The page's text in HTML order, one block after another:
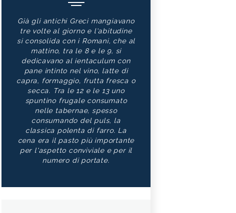
Già gli antichi Greci mangiavano
tre volte al giorno e l'abitudine
si consolida con i Romani, che al
mattino, tra le 8 e le 9, si
dedicavano al ientaculum con
pane intinto nel vino, latte di
capra, formaggio, frutta fresca o
secca. Tra le 12 e le 13 uno
spuntino frugale consumato
nelle tabernae, spesso
consumando del puls, la
classica polenta di farro. La
cena era il pasto più importante
per l'aspetto conviviale e per il
numero di portate.